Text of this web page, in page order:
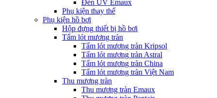
Đèn UV Emaux
Phụ kiện thay thế
Phụ kiện hồ bơi
Hộp đựng thiết bị hồ bơi
Tấm lót mương tràn
Tấm lót mương tràn Kripsol
Tấm lót mương tràn Astral
Tấm lót mương tràn China
Tấm lót mương tràn Việt Nam
Thu mương tràn
Thu mương tràn Emaux